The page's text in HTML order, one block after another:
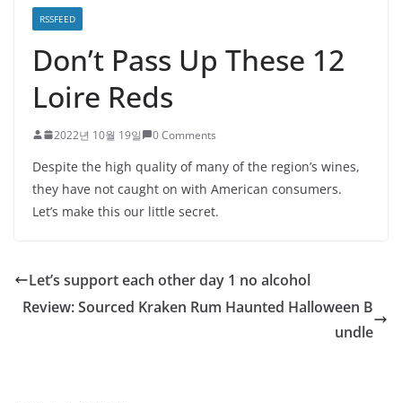
RSSFEED
Don’t Pass Up These 12
Loire Reds
2022년 10월 19일 0 Comments
Despite the high quality of many of the region’s wines,
they have not caught on with American consumers.
Let’s make this our little secret.
Let’s support each other day 1 no alcohol
Review: Sourced Kraken Rum Haunted Halloween B
undle